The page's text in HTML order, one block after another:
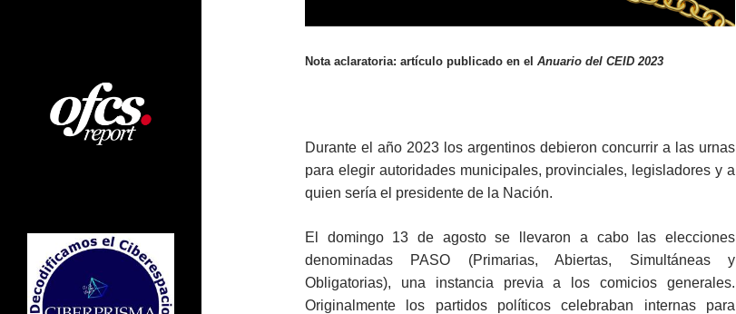
Nota aclaratoria: artículo publicado en el Anuario del CEID 2023
Durante el año 2023 los argentinos debieron concurrir a las urnas
para elegir autoridades municipales, provinciales, legisladores y a
quien sería el presidente de la Nación.
El domingo 13 de agosto se llevaron a cabo las elecciones
denominadas PASO (Primarias, Abiertas, Simultáneas y
Obligatorias), una instancia previa a los comicios generales.
Originalmente los partidos políticos celebraban internas para